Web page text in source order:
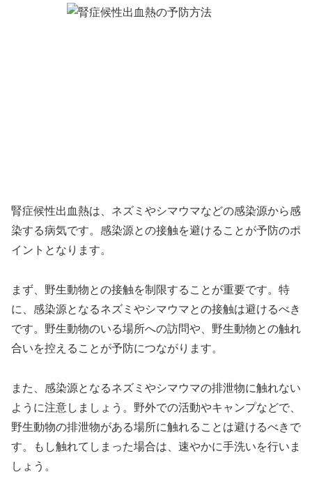
腎症候性出血熱は、ネズミやシマウマなどの感染源から感
染する病気です。感染源との接触を避けることが予防のポ
イントとなります。
まず、野生動物との接触を制限することが重要です。特
に、感染源となるネズミやシマウマとの接触は避けるべき
です。野生動物のいる場所への訪問や、野生動物との触れ
合いを控えることが予防につながります。
また、感染源となるネズミやシマウマの排泄物に触れない
ように注意しましょう。野外での活動やキャンプなどで、
野生動物の排泄物がある場所に触れることは避けるべきで
す。もし触れてしまった場合は、速やかに手洗いを行いま
しょう。